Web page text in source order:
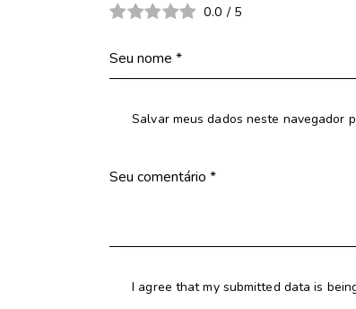
0.0 / 5
Salvar meus dados neste navegador
I agree that my submitted data is